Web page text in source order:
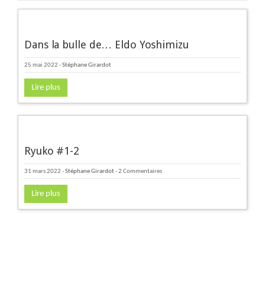
Dans la bulle de… Eldo Yoshimizu
25 mai 2022 -Stéphane Girardot
Lire plus
Ryuko #1-2
31 mars 2022 -Stéphane Girardot- 2 Commentaires
Lire plus